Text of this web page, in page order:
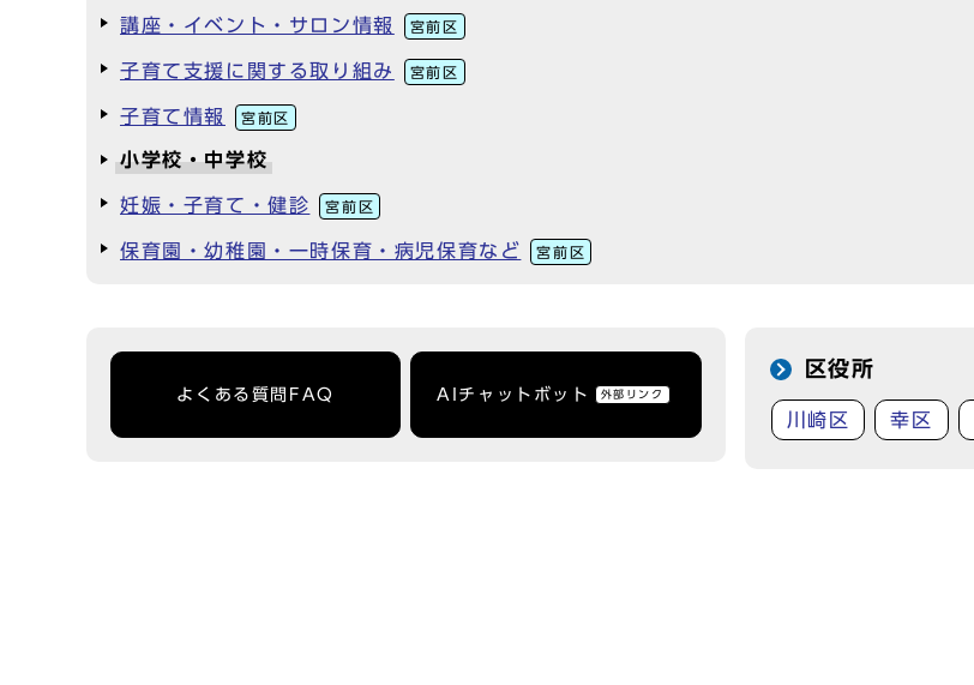
講座・イベント・サロン情報 宮前区
子育て支援に関する取り組み 宮前区
子育て情報 宮前区
小学校・中学校
妊娠・子育て・健診 宮前区
保育園・幼稚園・一時保育・病児保育など 宮前区
よくある質問FAQ AIチャットボット 外部リンク
区役所
川崎区 幸区